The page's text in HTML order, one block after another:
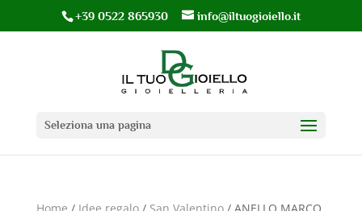
+39 0522 865930 info@iltuogioiello.it
Seleziona una pagina